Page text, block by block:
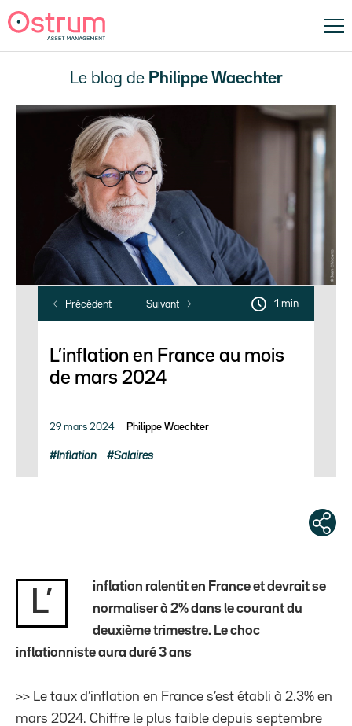
Le blog de Philippe Waechter
Précédent Suivant 1 min
L’inflation en France au mois
de mars 2024
29 mars 2024 Philippe Waechter
Inflation Salaires
L’
inflation ralentit en France et devrait se
normaliser à 2% dans le courant du
deuxième trimestre. Le choc
inflationniste aura duré 3 ans
>> Le taux d’inflation en France s’est établi à 2.3% en
mars 2024. Chiffre le plus faible depuis septembre